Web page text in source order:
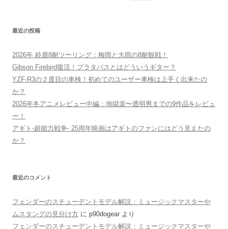
最近の投稿
2026年 鈴鹿8耐ツーリング：梅雨と大雨の8耐観戦！
Gibson Firebird復活！プラタパスとはどういうギター？
YZF-R3の２度目の車検！初めてのユーザー車検は上手く出来たの
か？
2026年冬アニメレビュー中編：地獄楽〜透明男までの9作品をレビュ
ー！
アギト-超能力戦争- 25周年映画はアギトのファンにはどう見えたの
か？
最近のコメント
フェンダーのスチューデントモデル解説：ミュージックマスターや
ムスタングの見分け方 に p90dogear より
フェンダーのスチューデントモデル解説：ミュージックマスターや